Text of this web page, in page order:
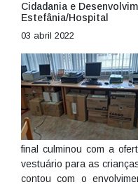
Cidadania e
Estefânia/Hospital
03 abril 2022
final culminou com a
vestuário para as
contou com o